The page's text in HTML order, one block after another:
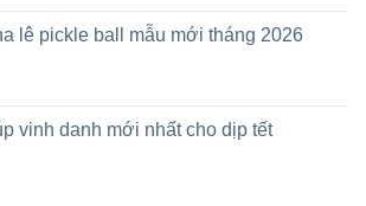
lê pickle ball mẫu mới tháng 2026
vinh danh mới nhất cho dịp tết